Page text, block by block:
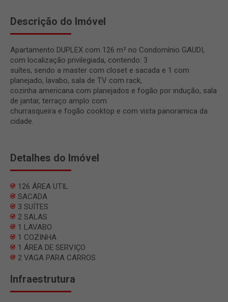
Descrição do Imóvel
Apartamento DUPLEX com 126 m² no Condomínio GAUDI,
com localização privilegiada, contendo: 3
suítes, sendo a master com closet e sacada e 1 com
planejado, lavabo, sala de TV com rack,
cozinha americana com planejados e fogão por indução, sala
de jantar, terraço amplo com
churrasqueira e fogão cooktop e com vista panoramica da
cidade.
Detalhes do Imóvel
126 ÁREA UTIL
SACADA
3 SUÍTES
2 SALAS
1 LAVABO
1 COZINHA
1 ÁREA DE SERVIÇO
2 VAGA PARA CARROS
Infraestrutura